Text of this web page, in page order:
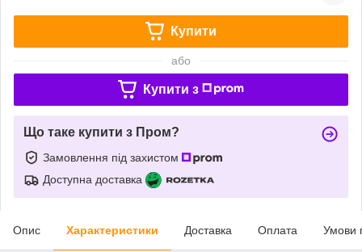
Купити
або
Купити з
Що таке купити з Пром?
Замовлення під захистом
Доступна доставка
Опис Характеристики Доставка Оплата Умови